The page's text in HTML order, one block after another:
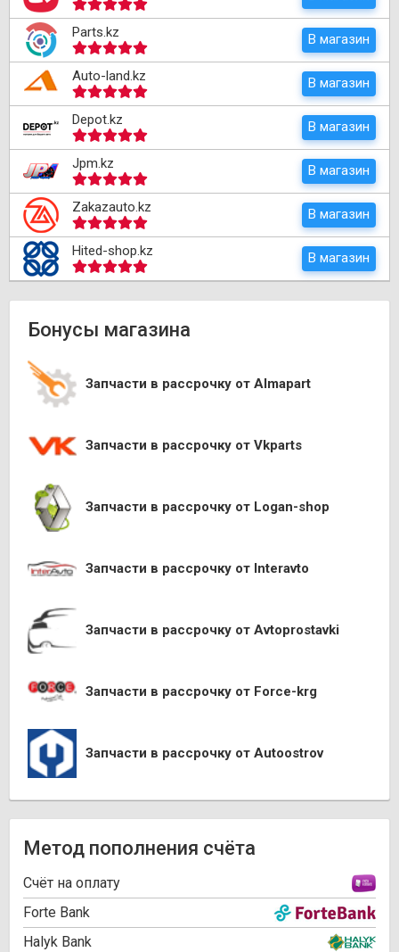
Parts.kz В магазин
Auto-land.kz В магазин
Depot.kz В магазин
Jpm.kz В магазин
Zakazauto.kz В магазин
Hited-shop.kz В магазин
Бонусы магазина
Запчасти в рассрочку от Almapart
Запчасти в рассрочку от Vkparts
Запчасти в рассрочку от Logan-shop
Запчасти в рассрочку от Interavto
Запчасти в рассрочку от Avtoprostavki
Запчасти в рассрочку от Force-krg
Запчасти в рассрочку от Autoostrov
Метод пополнения счёта
Cчёт на оплату
Forte Bank
Halyk Bank